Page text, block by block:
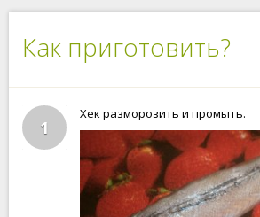
Как приготовить?
1
Хек разморозить и промыть.